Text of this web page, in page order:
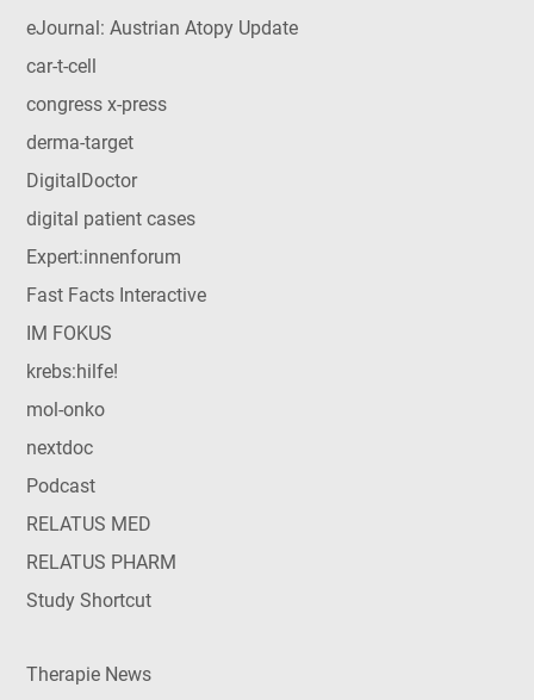
eJournal: Austrian Atopy Update
car-t-cell
congress x-press
derma-target
DigitalDoctor
digital patient cases
Expert:innenforum
Fast Facts Interactive
IM FOKUS
krebs:hilfe!
mol-onko
nextdoc
Podcast
RELATUS MED
RELATUS PHARM
Study Shortcut
Therapie News